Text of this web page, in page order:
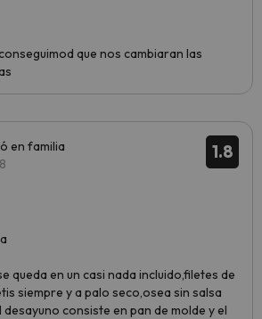
que nos cambiaran las
1.8
en familia
queda en un casi nada incluido,filetes de
siempre y a palo seco,osea sin salsa
consiste en pan de molde y el